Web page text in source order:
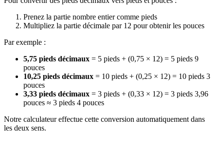
Prenez la partie nombre entier comme pieds
Multipliez la partie décimale par 12 pour obtenir les pouces
Par exemple :
5,75 pieds décimaux = 5 pieds + (0,75 × 12) = 5 pieds 9
pouces
10,25 pieds décimaux = 10 pieds + (0,25 × 12) = 10 pieds 3
pouces
3,33 pieds décimaux = 3 pieds + (0,33 × 12) = 3 pieds 3,96
pouces ≈ 3 pieds 4 pouces
Notre calculateur effectue cette conversion automatiquement dans
les deux sens.